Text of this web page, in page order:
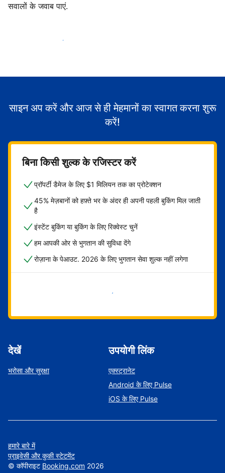
सवालों के जवाब पाएं.
मेहमानों का स्वागत करना शुरू करें
साइन अप करें और आज से ही मेहमानों का स्वागत करना शुरू
करें!
बिना किसी शुल्क के रजिस्टर करें
प्रॉपर्टी डैमेज के लिए $1 मिलियन तक का प्रोटेक्शन
45% मेज़बानों को हफ़्ते भर के अंदर ही अपनी पहली बुकिंग मिल जाती
है
इंस्टेंट बुकिंग या बुकिंग के लिए रिक्वेस्ट चुनें
हम आपकी ओर से भुगतान की सुविधा देंगे
रोज़ाना के पेआउट. 2026 के लिए भुगतान सेवा शुल्क नहीं लगेगा
अभी शुरू करें
देखें
भरोसा और सुरक्षा
उपयोगी लिंक
एक्स्ट्रानेट
Android के लिए Pulse
iOS के लिए Pulse
हमारे बारे में
प्राइवेसी और कुकी स्टेटमेंट
© कॉपीराइट Booking.com 2026